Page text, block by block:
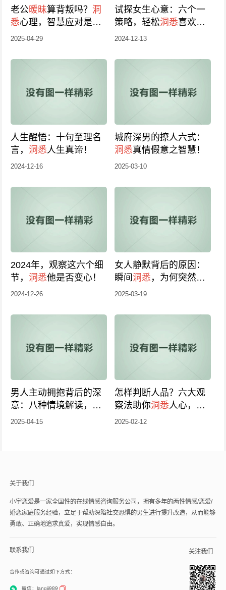
老公暧昧算背叛吗？ 洞
悉心理，智慧应对是关
键！
2025-04-29
试探女生心意：六个一
策略，轻松洞悉喜欢之
情！
2024-12-13
人生醒悟：十句至理名
言， 洞悉人生真谛！
2024-12-16
城府深男的撩人六式：
洞悉真情假意之智慧！
2025-03-10
2024年，观察这六个细
节， 洞悉他是否变心！
2024-12-26
女人静默背后的原因：
瞬间 洞悉 ，为何突然不
再理你？
2025-03-19
男人主动拥抱背后的深
意：八种情境解读，
洞
悉真情避免误解！
2025-04-15
怎样判断人品？六大观
察法助你洞悉人心，收
藏备用！（2025版）
2025-02-12
关于我们
小宇恋爱是一家全国性的在线情感咨询服务公司，拥有多年的两性情感/恋爱/
婚恋家庭服务经验，立足于帮助深陷社交恐惧的男生进行提升改造，从而能够
勇敢、正确地追求真爱，实现情感自由。
联系我们
合作或咨询可通过如下方式：
微信：langji989
关注我们